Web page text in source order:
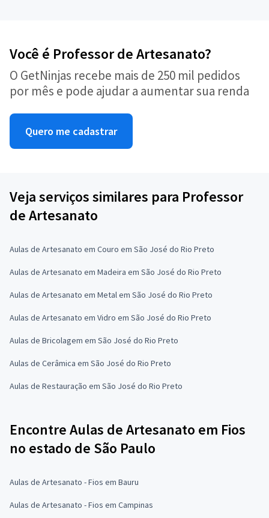
Você é Professor de Artesanato?
O GetNinjas recebe mais de 250 mil pedidos
por mês e pode ajudar a aumentar sua renda
Quero me cadastrar
Veja serviços similares para Professor
de Artesanato
Aulas de Artesanato em Couro em São José do Rio Preto
Aulas de Artesanato em Madeira em São José do Rio Preto
Aulas de Artesanato em Metal em São José do Rio Preto
Aulas de Artesanato em Vidro em São José do Rio Preto
Aulas de Bricolagem em São José do Rio Preto
Aulas de Cerâmica em São José do Rio Preto
Aulas de Restauração em São José do Rio Preto
Encontre Aulas de Artesanato em Fios
no estado de São Paulo
Aulas de Artesanato - Fios em Bauru
Aulas de Artesanato - Fios em Campinas